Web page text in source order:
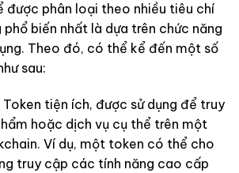
được phân loại theo nhiều tiêu chí
phổ biến nhất là dựa trên chức năng
Theo đó, có thể kể đến một số
sau:
Token tiện ích, được sử dụng để truy
hoặc dịch vụ cụ thể trên một
Ví dụ, một token có thể cho
truy cập các tính năng cao cấp